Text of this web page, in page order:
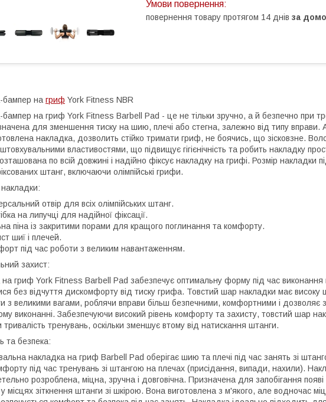
повернення товару протягом 14 днів за
бампер на гриф York Fitness NBR
на гриф York Fitness Barbell Pad - це не тільки зручно, а й безпечно при
для зменшення тиску на шию, плечі або стегна, залежно від типу вправи.
накладка, дозволить стійко тримати гриф, не боячись, що зісковзне.
властивостями, що підвищує гігієнічність та робить накладку
по всій довжині і надійно фіксує накладку на грифі. Розмір накладки
штанг, включаючи олімпійські грифи.
отвір для всіх олімпійських штанг.
на липучці для надійної фіксації.
піна із закритими порами для кращого поглинання та комфорту.
шиї і плечей.
під час роботи з великим навантаженням.
захист:
гриф York Fitness Barbell Pad забезпечує оптимальну форму під час виконання
без відчуття дискомфорту від тиску грифа. Товстий шар накладки має високу
з великими вагами, роблячи вправи більш безпечними, комфортними і дозволяє
виконанні. Забезпечуючи високий рівень комфорту та захисту, товстий шар
тривалість тренувань, оскільки зменшує втому від натискання штанги.
та безпека:
накладка на гриф Barbell Pad оберігає шию та плечі під час занять зі
під час тренувань зі штангою на плечах (присідання, випади, нахили).
розроблена, міцна, зручна і довговічна. Призначена для запобігання
місцях зіткнення штанги зі шкірою. Вона виготовлена з м'якого, але водночас